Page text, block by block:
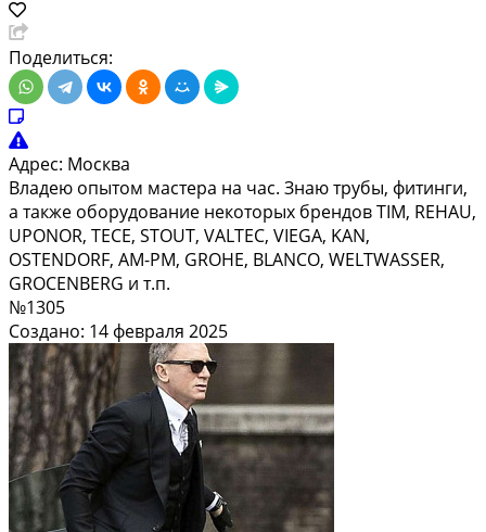
Поделиться:
Адрес: Москва
Владею опытом мастера на час. Знаю трубы, фитинги,
а также оборудование некоторых брендов TIM, REHAU,
UPONOR, TECE, STOUT, VALTEC, VIEGA, KAN,
OSTENDORF, AM-PM, GROHE, BLANCO, WELTWASSER,
GROCENBERG и т.п.
№1305
Создано: 14 февраля 2025